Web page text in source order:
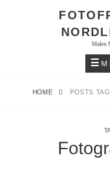
Malen
HOME POSTS